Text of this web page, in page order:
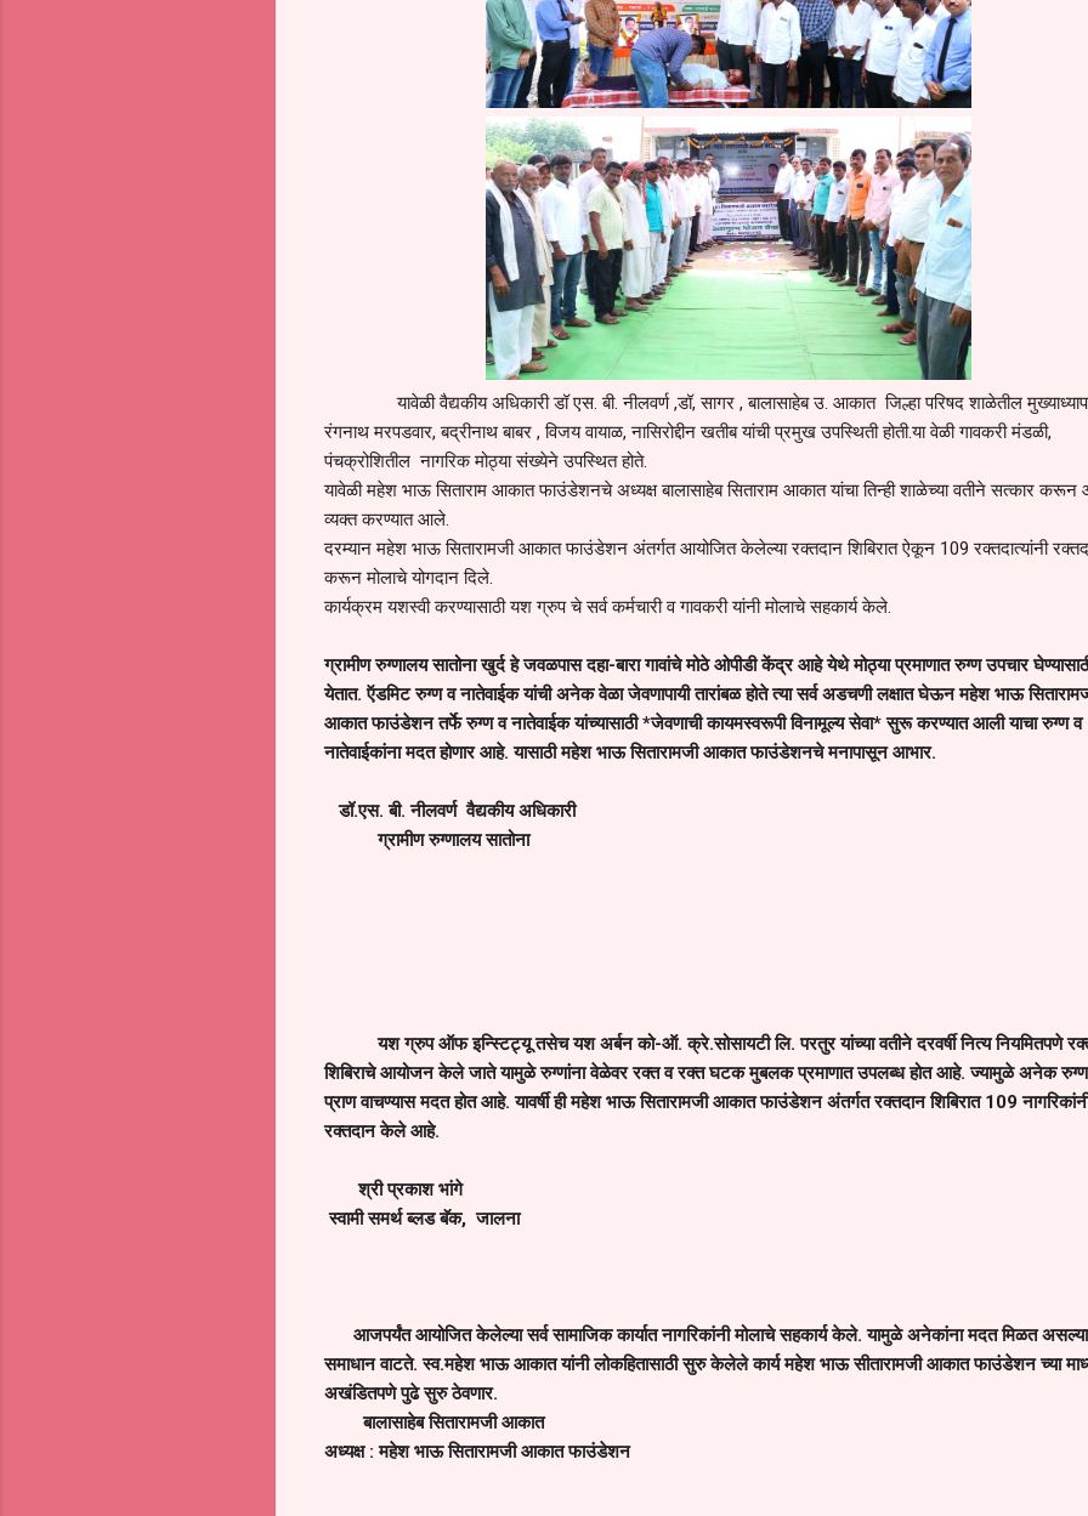
यावेळी वैद्यकीय अधिकारी डॉ एस. बी. नीलवर्ण ,डॉ, सागर , बालासाहेब उ. आकात जिल्हा परिषद शाळेतील
रंगनाथ मरपडवार, बद्रीनाथ बाबर , विजय वायाळ, नासिरोद्दीन खतीब यांची प्रमुख उपस्थिती होती.या वेळी गावकरी मंडळी,
पंचक्रोशितील नागरिक मोठ्या संख्येने उपस्थित होते.
यावेळी महेश भाऊ सिताराम आकात फाउंडेशनचे अध्यक्ष बालासाहेब सिताराम आकात यांचा तिन्ही शाळेच्या वतीने सत्कार करून
व्यक्त करण्यात आले.
दरम्यान महेश भाऊ सितारामजी आकात फाउंडेशन अंतर्गत आयोजित केलेल्या रक्तदान शिबिरात ऐकून 109 रक्तदात्यांनी
करून मोलाचे योगदान दिले.
कार्यक्रम यशस्वी करण्यासाठी यश ग्रुप चे सर्व कर्मचारी व गावकरी यांनी मोलाचे सहकार्य केले.
ग्रामीण रुग्णालय सातोना खुर्द हे जवळपास दहा-बारा गावांचे मोठे ओपीडी केंद्र आहे येथे मोठ्या प्रमाणात रुग्ण उपचार
येतात. ऍडमिट रुग्ण व नातेवाईक यांची अनेक वेळा जेवणापायी तारांबळ होते त्या सर्व अडचणी लक्षात घेऊन महेश भाऊ
आकात फाउंडेशन तर्फे रुग्ण व नातेवाईक यांच्यासाठी *जेवणाची कायमस्वरूपी विनामूल्य सेवा* सुरू करण्यात आली याचा रुग्ण व
नातेवाईकांना मदत होणार आहे. यासाठी महेश भाऊ सितारामजी आकात फाउंडेशनचे मनापासून आभार.
डॉ.एस. बी. नीलवर्ण वैद्यकीय अधिकारी
ग्रामीण रुग्णालय सातोना
यश ग्रुप ऑफ इन्स्टिट्यू तसेच यश अर्बन को-ऑ. क्रे.सोसायटी लि. परतुर यांच्या वतीने दरवर्षी नित्य नियमितपणे
शिबिराचे आयोजन केले जाते यामुळे रुग्णांना वेळेवर रक्त व रक्त घटक मुबलक प्रमाणात उपलब्ध होत आहे. ज्यामुळे अनेक
प्राण वाचण्यास मदत होत आहे. यावर्षी ही महेश भाऊ सितारामजी आकात फाउंडेशन अंतर्गत रक्तदान शिबिरात 109
रक्तदान केले आहे.
श्री प्रकाश भांगे
स्वामी समर्थ ब्लड बॅक, जालना
आजपर्यंत आयोजित केलेल्या सर्व सामाजिक कार्यात नागरिकांनी मोलाचे सहकार्य केले. यामुळे अनेकांना मदत मिळत
समाधान वाटते. स्व.महेश भाऊ आकात यांनी लोकहितासाठी सुरु केलेले कार्य महेश भाऊ सीतारामजी आकात फाउंडेशन च्या
अखंडितपणे पुढे सुरु ठेवणार.
बालासाहेब सितारामजी आकात
अध्यक्ष : महेश भाऊ सितारामजी आकात फाउंडेशन